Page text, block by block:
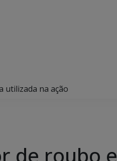
utilizada na ação
de roubo